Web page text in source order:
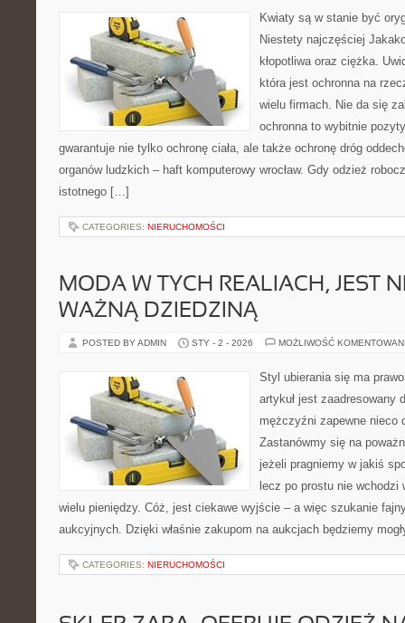
Kwiaty są w stanie być
Niestety najczęściej
kłopotliwa oraz ciężka.
która jest ochronna na
wielu firmach. Nie da się
ochronna to wybitnie
gwarantuje nie tylko ochronę ciała, ale także ochronę dróg
organów ludzkich – haft komputerowy wrocław. Gdy odzież
istotnego […]
CATEGORIES: NIERUCHOMOŚCI
MODA W TYCH REALIACH, JEST
WAŻNĄ DZIEDZINĄ
POSTED BY ADMIN STY - 2 - 2026 MOŻLIWOŚĆ
Styl ubierania się ma
artykuł jest zaadresowany
mężczyźni zapewne nieco
Zastanówmy się na
jeżeli pragniemy w jakiś
lecz po prostu nie wchodzi
wielu pieniędzy. Cóż, jest ciekawe wyjście – a więc szukanie
aukcyjnych. Dzięki właśnie zakupom na aukcjach będziemy
CATEGORIES: NIERUCHOMOŚCI